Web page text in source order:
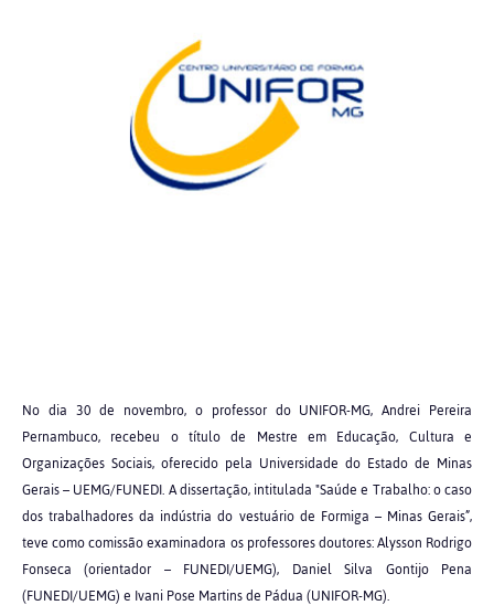
No dia 30 de novembro, o professor do UNIFOR-MG, Andrei Pereira
Pernambuco, recebeu o título de Mestre em Educação, Cultura e
Organizações Sociais, oferecido pela Universidade do Estado de Minas
Gerais – UEMG/FUNEDI. A dissertação, intitulada "Saúde e Trabalho: o caso
dos trabalhadores da indústria do vestuário de Formiga – Minas Gerais”,
teve como comissão examinadora os professores doutores: Alysson Rodrigo
Fonseca (orientador – FUNEDI/UEMG), Daniel Silva Gontijo Pena
(FUNEDI/UEMG) e Ivani Pose Martins de Pádua (UNIFOR-MG).